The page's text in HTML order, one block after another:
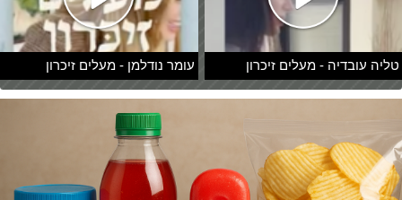
טליה עובדיה - מעלים זיכרון עומר נודלמן - מעלים זיכרון